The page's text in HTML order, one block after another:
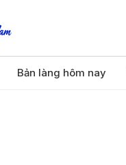
Bản làng hôm nay